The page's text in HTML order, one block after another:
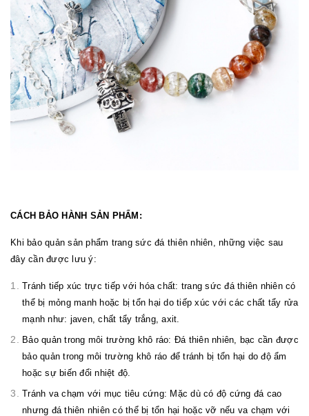
CÁCH BẢO HÀNH SẢN PHẨM:
Khi bảo quản sản phẩm trang sức đá thiên nhiên, những việc sau
đây cần được lưu ý:
Tránh tiếp xúc trực tiếp với hóa chất: trang sức đá thiên nhiên có
thể bị mỏng manh hoặc bị tổn hại do tiếp xúc với các chất tẩy rửa
mạnh như: javen, chất tẩy trắng, axit.
Bảo quản trong môi trường khô ráo: Đá thiên nhiên, bạc cần được
bảo quản trong môi trường khô ráo để tránh bị tổn hại do độ ẩm
hoặc sự biến đổi nhiệt độ.
Tránh va chạm với mục tiêu cứng: Mặc dù có độ cứng đá cao
nhưng đá thiên nhiên có thể bị tổn hại hoặc vỡ nếu va chạm với